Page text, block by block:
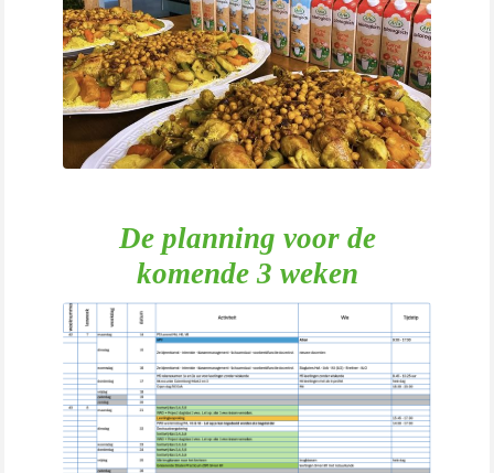
De planning voor de
komende 3 weken